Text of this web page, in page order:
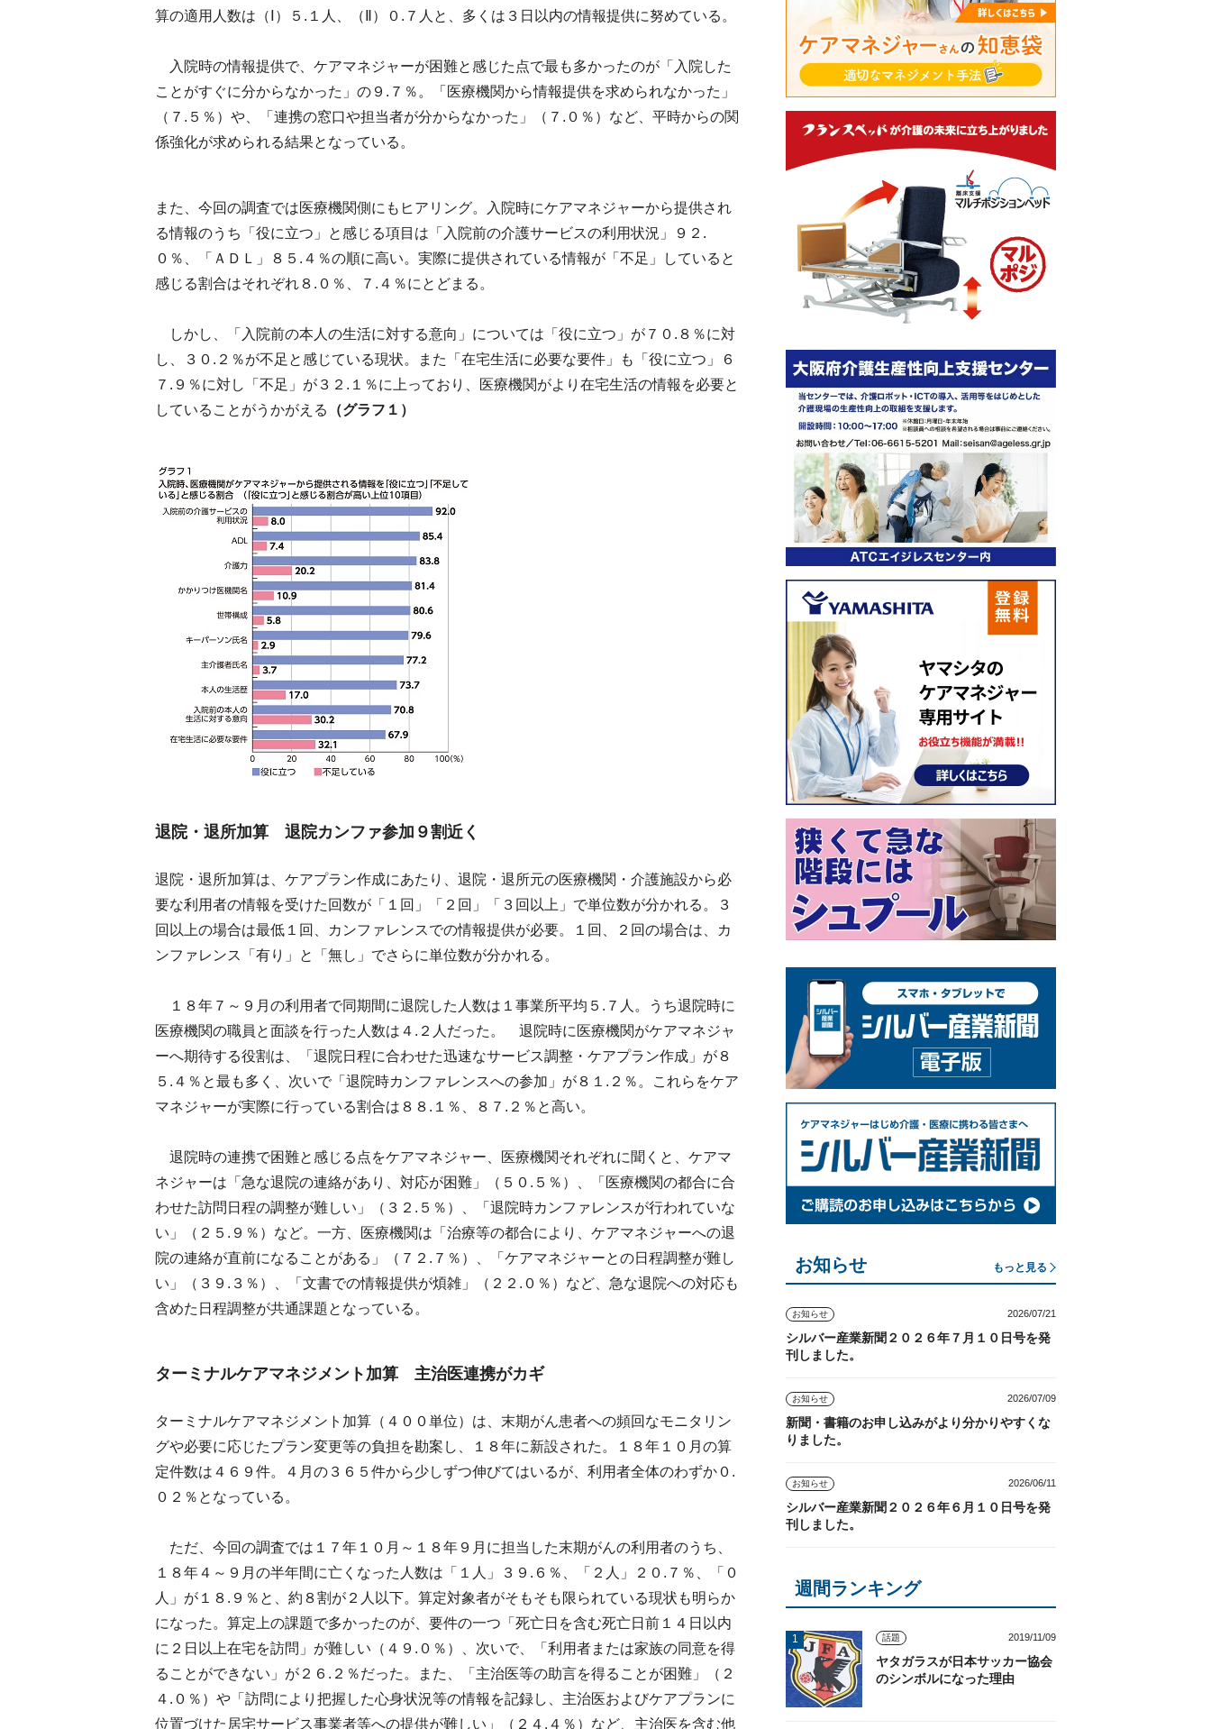
算の適用人数は（Ⅰ）５.１人、（Ⅱ）０.７人と、多くは３日以内の情報提供に努めている。
入院時の情報提供で、ケアマネジャーが困難と感じた点で最も多かったのが「入院した
ことがすぐに分からなかった」の９.７％。「医療機関から情報提供を求められなかった」
（７.５％）や、「連携の窓口や担当者が分からなかった」（７.０％）など、平時からの関
係強化が求められる結果となっている。
また、今回の調査では医療機関側にもヒアリング。入院時にケアマネジャーから提供され
る情報のうち「役に立つ」と感じる項目は「入院前の介護サービスの利用状況」９２.
０％、「ＡＤＬ」８５.４％の順に高い。実際に提供されている情報が「不足」していると
感じる割合はそれぞれ８.０％、７.４％にとどまる。
しかし、「入院前の本人の生活に対する意向」については「役に立つ」が７０.８％に対
し、３０.２％が不足と感じている現状。また「在宅生活に必要な要件」も「役に立つ」６
７.９％に対し「不足」が３２.１％に上っており、医療機関がより在宅生活の情報を必要と
していることがうかがえる
（グラフ１）
退院・退所加算 退院カンファ参加９割近く
退院・退所加算は、ケアプラン作成にあたり、退院・退所元の医療機関・介護施設から必
要な利用者の情報を受けた回数が「１回」「２回」「３回以上」で単位数が分かれる。３
回以上の場合は最低１回、カンファレンスでの情報提供が必要。１回、２回の場合は、カ
ンファレンス「有り」と「無し」でさらに単位数が分かれる。
１８年７～９月の利用者で同期間に退院した人数は１事業所平均５.７人。うち退院時に
医療機関の職員と面談を行った人数は４.２人だった。 退院時に医療機関がケアマネジャ
ーへ期待する役割は、「退院日程に合わせた迅速なサービス調整・ケアプラン作成」が８
５.４％と最も多く、次いで「退院時カンファレンスへの参加」が８１.２％。これらをケア
マネジャーが実際に行っている割合は８８.１％、８７.２％と高い。
退院時の連携で困難と感じる点をケアマネジャー、医療機関それぞれに聞くと、ケアマ
ネジャーは「急な退院の連絡があり、対応が困難」（５０.５％）、「医療機関の都合に合
わせた訪問日程の調整が難しい」（３２.５％）、「退院時カンファレンスが行われていな
い」（２５.９％）など。一方、医療機関は「治療等の都合により、ケアマネジャーへの退
院の連絡が直前になることがある」（７２.７％）、「ケアマネジャーとの日程調整が難し
い」（３９.３％）、「文書での情報提供が煩雑」（２２.０％）など、急な退院への対応も
含めた日程調整が共通課題となっている。
ターミナルケアマネジメント加算 主治医連携がカギ
ターミナルケアマネジメント加算（４００単位）は、末期がん患者への頻回なモニタリン
グや必要に応じたプラン変更等の負担を勘案し、１８年に新設された。１８年１０月の算
定件数は４６９件。４月の３６５件から少しずつ伸びてはいるが、利用者全体のわずか０.
０２％となっている。
ただ、今回の調査では１７年１０月～１８年９月に担当した末期がんの利用者のうち、
１８年４～９月の半年間に亡くなった人数は「１人」３９.６％、「２人」２０.７％、「０
人」が１８.９％と、約８割が２人以下。算定対象者がそもそも限られている現状も明らか
になった。算定上の課題で多かったのが、要件の一つ「死亡日を含む死亡日前１４日以内
に２日以上在宅を訪問」が難しい（４９.０％）、次いで、「利用者または家族の同意を得
ることができない」が２６.２％だった。また、「主治医等の助言を得ることが困難」（２
４.０％）や「訪問により把握した心身状況等の情報を記録し、主治医およびケアプランに
位置づけた居宅サービス事業者等への提供が難しい」（２４.４％）など、主治医を含む他
お知らせ もっと見る
お知らせ 2026/07/21
シルバー産業新聞２０２６年７月１０日号を発
刊しました。
お知らせ 2026/07/09
新聞・書籍のお申し込みがより分かりやすくな
りました。
お知らせ 2026/06/11
シルバー産業新聞２０２６年６月１０日号を発
刊しました。
週間ランキング
話題 2019/11/09
ヤタガラスが日本サッカー協会
のシンボルになった理由